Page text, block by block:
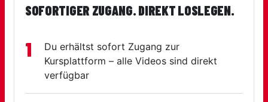
SOFORTIGER ZUGANG. DIREKT LOSLEGEN.
1
Du erhältst sofort Zugang zur
Kursplattform – alle Videos sind direkt
verfügbar